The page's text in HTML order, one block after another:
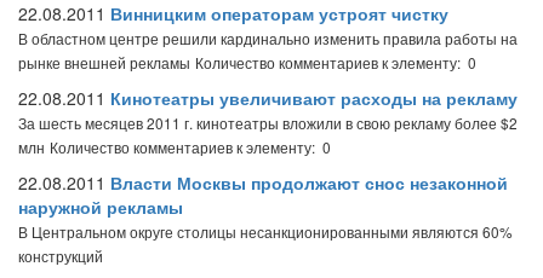
22.08.2011 Винницким операторам устроят чистку
В областном центре решили кардинально изменить правила работы на
рынке внешней рекламы Количество комментариев к элементу: 0
22.08.2011 Кинотеатры увеличивают расходы на рекламу
За шесть месяцев 2011 г. кинотеатры вложили в свою рекламу более $2
млн Количество комментариев к элементу: 0
22.08.2011 Власти Москвы продолжают снос незаконной
наружной рекламы
В Центральном округе столицы несанкционированными являются 60%
конструкций